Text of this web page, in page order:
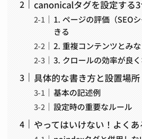
canonicalタグを設定する
1. ページの評価（SEO
きる
2. 重複コンテンツとみ
3. クロールの効率が良
具体的な書き方と設置場所
基本の記述例
設定時の重要なルール
やってはいけない！よく